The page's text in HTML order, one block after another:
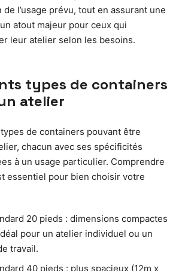
l’usage prévu, tout en assurant une
atout majeur pour ceux qui
leur atelier selon les besoins.
types de containers
atelier
de containers pouvant être
chacun avec ses spécificités
à un usage particulier. Comprendre
essentiel pour bien choisir votre
20 pieds : dimensions compactes
pour un atelier individuel ou un
travail.
40 pieds : plus spacieux (12m x